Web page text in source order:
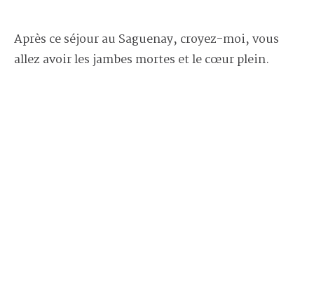
Après ce séjour au Saguenay, croyez-moi, vous
allez avoir les jambes mortes et le cœur plein.